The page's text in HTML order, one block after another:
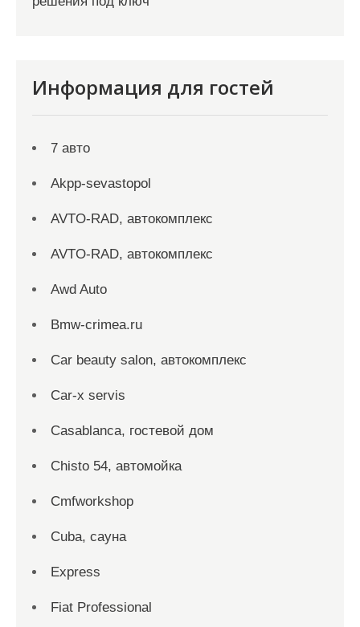
Информация для гостей
7 авто
Akpp-sevastopol
AVTO-RAD, автокомплекс
AVTO-RAD, автокомплекс
Awd Auto
Bmw-crimea.ru
Car beauty salon, автокомплекс
Car-x servis
Casablanca, гостевой дом
Chisto 54, автомойка
Cmfworkshop
Cuba, сауна
Express
Fiat Professional